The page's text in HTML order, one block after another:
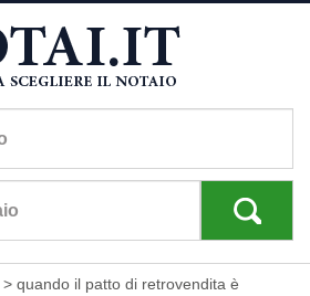
> quando il patto di retrovendita è